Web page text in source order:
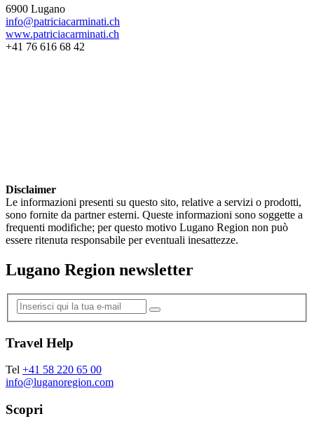
6900 Lugano
info@patriciacarminati.ch
www.patriciacarminati.ch
+41 76 616 68 42
Disclaimer
Le informazioni presenti su questo sito, relative a servizi o prodotti,
sono fornite da partner esterni. Queste informazioni sono soggette a
frequenti modifiche; per questo motivo Lugano Region non può
essere ritenuta responsabile per eventuali inesattezze.
Lugano Region newsletter
Travel Help
Tel +41 58 220 65 00
info@luganoregion.com
Scopri